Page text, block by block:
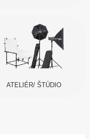
ATELIÉR/ ŠTÚDIO